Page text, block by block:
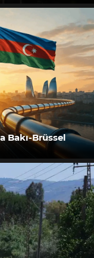
Bakı-Brüssel